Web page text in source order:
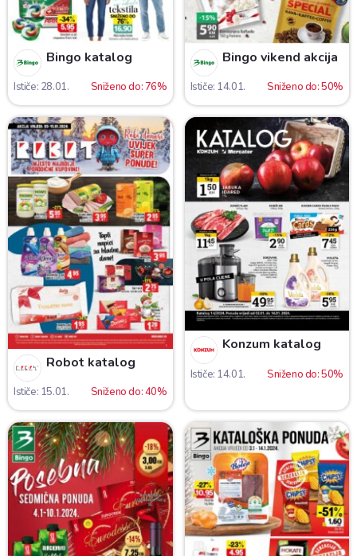
Bingo katalog
Ističe: 28.01. Sniženo do: 76%
Bingo vikend akcija
Ističe: 14.01. Sniženo do: 50%
Robot katalog
Ističe: 15.01. Sniženo do: 40%
Konzum katalog
Ističe: 14.01. Sniženo do: 50%